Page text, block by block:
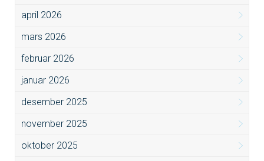
april 2026
mars 2026
februar 2026
januar 2026
desember 2025
november 2025
oktober 2025